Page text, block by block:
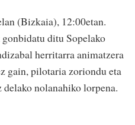
(Bizkaia), 12:00etan.
ditu Sopelako
herritarra animatzera
gain, pilotaria zoriondu eta
nolanahiko lorpena.